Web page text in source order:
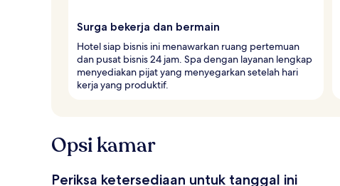
Surga bekerja dan bermain
Hotel siap bisnis ini menawarkan ruang pertemuan
dan pusat bisnis 24 jam. Spa dengan layanan lengkap
menyediakan pijat yang menyegarkan setelah hari
kerja yang produktif.
Opsi kamar
Periksa ketersediaan untuk tanggal ini